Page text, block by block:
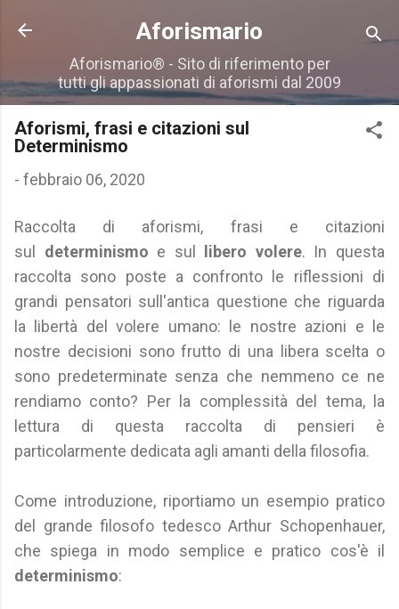
Passa ai contenuti principali
Aforismario
Aforismario® - Sito di riferimento per
tutti gli appassionati di aforismi dal 2009
Aforismi, frasi e citazioni sul
Determinismo
- febbraio 06, 2020
Raccolta di aforismi, frasi e citazioni
sul determinismo e sul libero volere. In questa
raccolta sono poste a confronto le riflessioni di
grandi pensatori sull'antica questione che riguarda
la libertà del volere umano: le nostre azioni e le
nostre decisioni sono frutto di una libera scelta o
sono predeterminate senza che nemmeno ce ne
rendiamo conto? Per la complessità del tema, la
lettura di questa raccolta di pensieri è
particolarmente dedicata agli amanti della filosofia.
Come introduzione, riportiamo un esempio pratico
del grande filosofo tedesco Arthur Schopenhauer,
che spiega in modo semplice e pratico cos'è il
determinismo: